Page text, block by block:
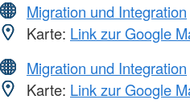
Migration und Integration
Karte: Link zur Google
Migration und Integration
Karte: Link zur Google